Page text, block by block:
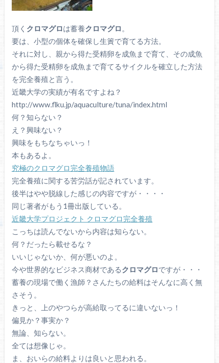
頂く クロマグロは蓄養クロマグロ 。
要は、小型の個体を確保し生簀で育てる方法。
それに対し、親から得た受精卵を成魚まで育て、その成魚
から得た受精卵を成魚まで育てるサイクルを確立した方法
を完全養殖と言う。
近畿大学の実績が有名ですよね？
http://www.flku.jp/aquaculture/tuna/index.html
何？知らない？
え？興味ない？
興味をもちなちゃいっ！
本もあるよ。
究極のクロマグロ完全養殖物語
完全養殖に関する苦労話が記されています。
後半はやや脱線した感じの内容ですが・・・・
同じ著者がもう1冊出版している。
近畿大学プロジェクト クロマグロ完全養殖
こっちは読んでないから内容は知らない。
何？だったら載せるな？
いいじゃないか、何が悪いのよ。
今や世界的なビジネス商材であるクロマグロですが・・・
蓄養の現場で働く漁師？さんたちの給料はそんなに高く無
さそう。
きっと、上のやつらが高給取ってるに違いないっ！
偏見か？事実か？
無論、知らない。
全ては想像じゃ。
ま、おいらの給料よりは良いと思われる。